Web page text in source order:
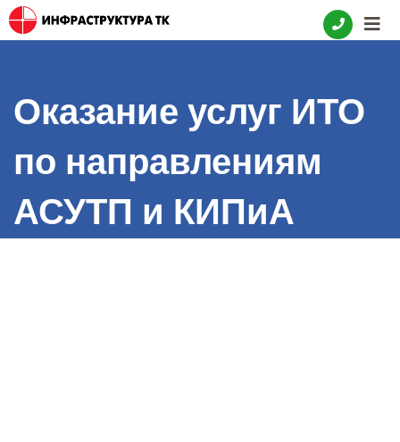
Skip
to
Оказание услуг ИТО
по направлениям
АСУТП и КИПиА